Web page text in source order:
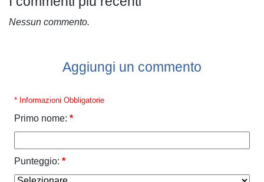
Nessun commento.
Aggiungi un commento
* Informazioni Obbligatorie
Primo nome: *
Punteggio: *